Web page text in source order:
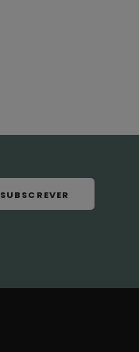
SUBSCREVER